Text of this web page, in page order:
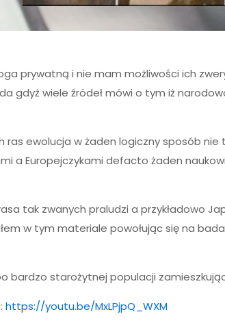
prywatną i nie mam możliwości ich
wiele źródeł mówi o tym iż
ras ewolucja w żaden logiczny sposób
a Europejczykami defacto żaden
tak zwanych praludzi a przykładowo
w tym materiale powołując się na
bardzo starożytnej populacji
:https://youtu.be/MxLPjpQ_WXM